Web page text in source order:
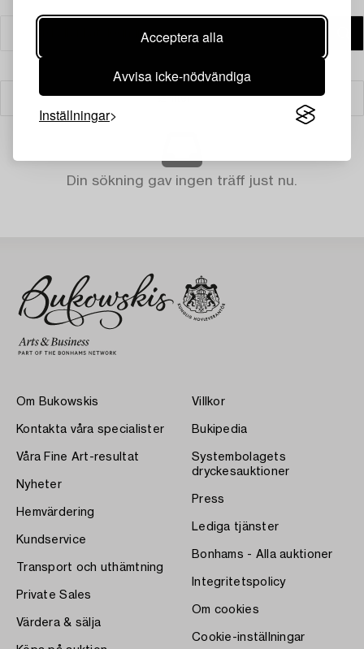
Acceptera alla
Avvisa icke-nödvändiga
Inställningar
Filter
Din sökning gav ingen träff just nu.
Om Bukowskis
Kontakta våra specialister
Våra Fine Art-resultat
Nyheter
Hemvärdering
Kundservice
Transport och uthämtning
Private Sales
Värdera & sälja
Villkor
Bukipedia
Systembolagets
dryckesauktioner
Press
Lediga tjänster
Bonhams - Alla auktioner
Integritetspolicy
Om cookies
Cookie-inställningar